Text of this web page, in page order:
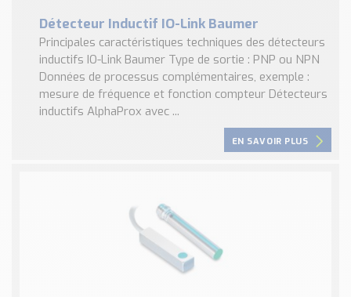
Détecteur Inductif IO-Link Baumer
Principales caractéristiques techniques des détecteurs
inductifs IO-Link Baumer Type de sortie : PNP ou NPN
Données de processus complémentaires, exemple :
mesure de fréquence et fonction compteur Détecteurs
inductifs AlphaProx avec ...
EN SAVOIR PLUS